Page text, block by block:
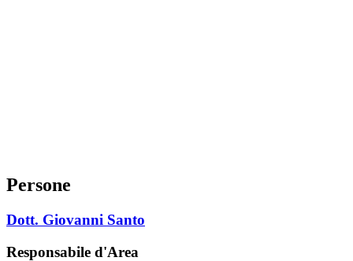
Persone
Dott. Giovanni Santo
Responsabile d'Area